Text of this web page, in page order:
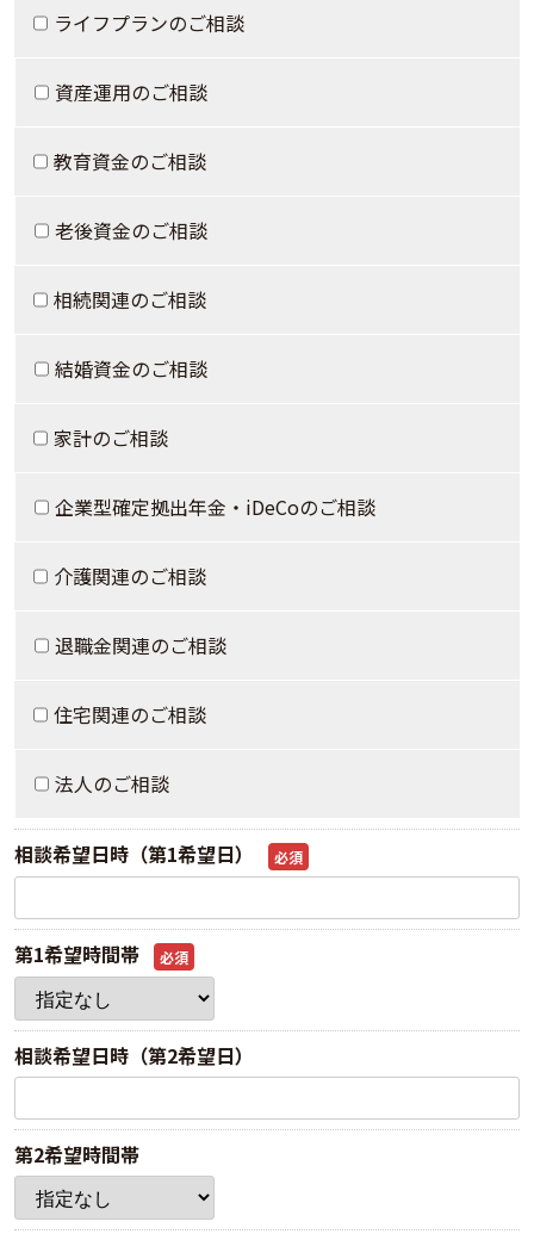
ライフプランのご相談
資産運用のご相談
教育資金のご相談
老後資金のご相談
相続関連のご相談
結婚資金のご相談
家計のご相談
企業型確定拠出年金・iDeCoのご相談
介護関連のご相談
退職金関連のご相談
住宅関連のご相談
法人のご相談
相談希望日時（第1希望日） 必須
第1希望時間帯 必須
相談希望日時（第2希望日）
第2希望時間帯